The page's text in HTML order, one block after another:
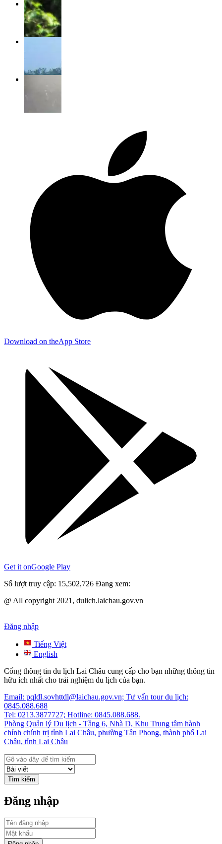
Download on theApp Store
Get it onGoogle Play
Số lượt truy cập: 15,502,726 Đang xem:
@ All copyright 2021, dulich.laichau.gov.vn
Đăng nhập
Tiếng Việt
English
Cổng thông tin du lịch Lai Châu cung cấp cho bạn những thông tin
hữu ích nhất cho trải nghiệm du lịch của bạn.
Email: pqldl.sovhttdl@laichau.gov.vn; Tư vấn tour du lịch:
0845.088.688
Tel: 0213.3877727; Hotline: 0845.088.688.
Phòng Quản lý Du lịch - Tầng 6, Nhà D, Khu Trung tâm hành
chính chính trị tỉnh Lai Châu, phường Tân Phong, thành phố Lai
Châu, tỉnh Lai Châu
Tìm kiếm
Đăng nhập